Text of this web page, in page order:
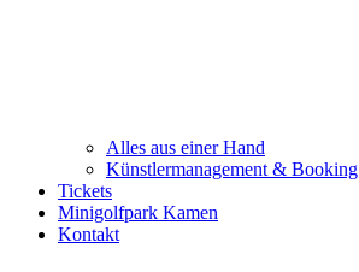
Alles aus einer Hand
Künstlermanagement & Booking
Tickets
Minigolfpark Kamen
Kontakt